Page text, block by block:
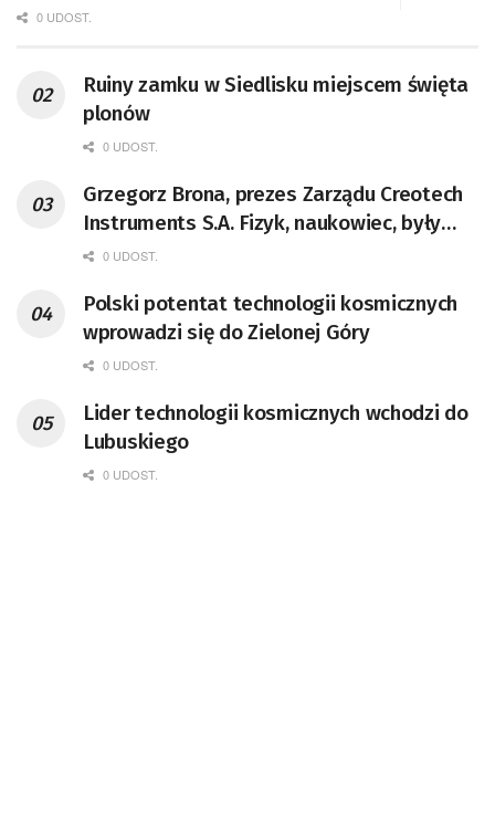
0 UDOST.
Ruiny zamku w Siedlisku miejscem święta
plonów
0 UDOST.
Grzegorz Brona, prezes Zarządu Creotech
Instruments S.A. Fizyk, naukowiec, były
pracownik CERN w Genewie,
doktor habilitowany nauk fizycznych,
koordynator Rady Sektorowej ds.
Kompetencji Przemysłu Lotniczo-
Badań Kosmicznych i Satelitarnych PAN.
0 UDOST.
Polski potentat technologii kosmicznych
wprowadzi się do Zielonej Góry
0 UDOST.
Lider technologii kosmicznych wchodzi do
Lubuskiego
0 UDOST.